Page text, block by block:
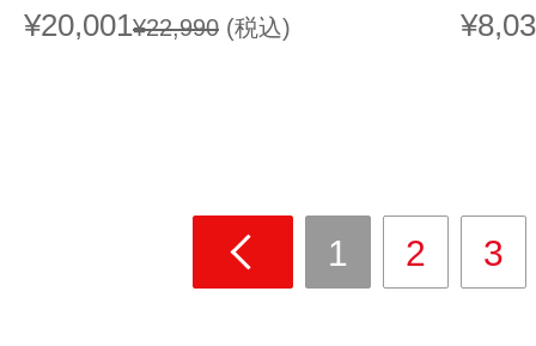
¥20,001¥22,990 (税込)
1 2 3